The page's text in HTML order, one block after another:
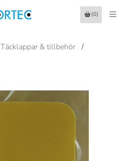
(0)
Täcklappar & tillbehör /